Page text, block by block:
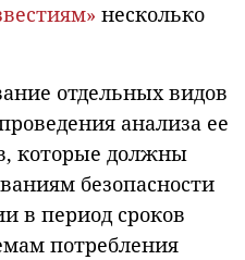
несколько
отдельных видов
анализа ее
которые должны
безопасности
в период сроков
потребления